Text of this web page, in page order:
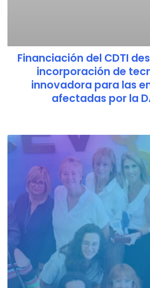
Financiación del CDTI
incorporación de
innovadora para las
afectadas por la